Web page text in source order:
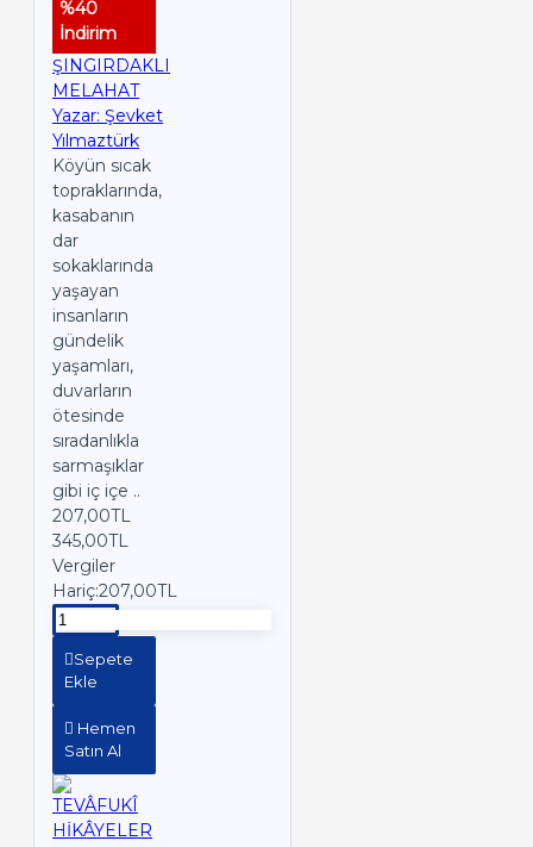
%40
İndirim
ŞINGIRDAKLI
MELAHAT
Yazar: Şevket
Yılmaztürk
Köyün sıcak
topraklarında,
kasabanın
dar
sokaklarında
yaşayan
insanların
gündelik
yaşamları,
duvarların
ötesinde
sıradanlıkla
sarmaşıklar
gibi iç içe ..
207,00TL
345,00TL
Vergiler
Hariç:207,00TL
Sepete
Ekle
Hemen
Satın Al